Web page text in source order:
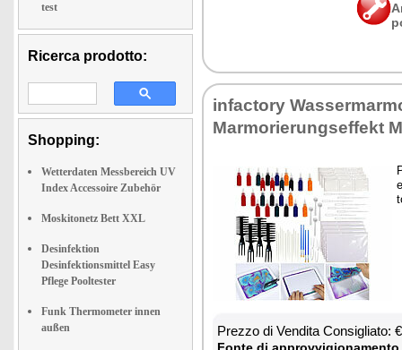
test
Ricerca prodotto:
Shopping:
Wetterdaten Messbereich UV
Index Accessoire Zubehör
Moskitonetz Bett XXL
Desinfektion
Desinfektionsmittel Easy
Pflege Pooltester
Funk Thermometer innen
außen
in­fac­to­ry
Mar­mo­rie­rung­sef­fekt
Prez­zo di Ven­di­ta Con­si­glia­to: